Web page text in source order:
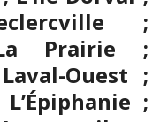
;
Prairie ;
Ouest ;
;